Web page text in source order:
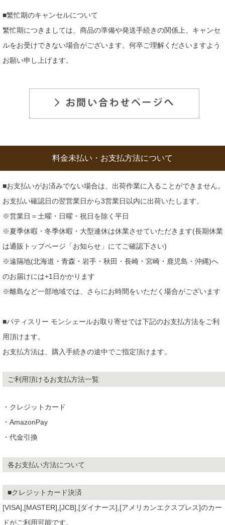
■繁忙期のキャンセルについて
繁忙期につきましては、商品の準備や発送手続きの関係上、キャンセ
ルをお受けできない場合がございます。何卒ご理解くださいますよう
お願い申し上げます。
料金未払い・お支払方法について
■お支払いがお済みでない場合は、出荷作業に入ることができません。
お支払い確認日の翌営業日から3営業日以内に出荷いたします。
※営業日＝土曜・日曜・祝日を除く平日
※夏季休暇・冬季休暇・大型連休は休業させていただきます(長期休業
は通販トップページ「お知らせ」にてご確認下さい)
※遠隔地(北海道・青森・岩手・秋田・長崎・宮崎・鹿児島・沖縄)へ
のお届けには+1日かかります
※離島など一部地域では、さらにお時間をいただく場合がございます
■パティスリー モンシェールお取り寄せでは下記のお支払方法をご利
用頂けます。
お支払方法は、購入手続きの途中でご指定頂けます。
ご利用頂けるお支払方法一覧
・クレジットカード
・AmazonPay
・代金引換
各お支払い方法について
■クレジットカード決済
[VISA],[MASTER],[JCB],[ダイナース],[アメリカンエクスプレス]のカー
ドがご利用可能です。